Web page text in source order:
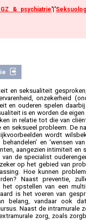
& psychiatrie'|'
en seksualiteit
onzekerheid
en ouderen spelen daarbij
is en worden de eigen
in relatie tot die van
seksueel probleem. De
wordt
en ‘wensen
aangezien intimiteit en
de specialist
op het gebied van
Hoe kunnen
Naast preventie,
het opstellen van een
is het voeren van
belang, vandaar ook
Naast de intramurale
zorg, zoals